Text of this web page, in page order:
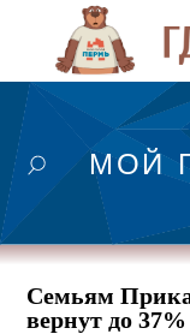
МОЙ
Семьям
вернут до